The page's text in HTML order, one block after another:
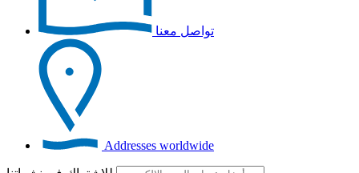
تواصل معنا
Addresses worldwide